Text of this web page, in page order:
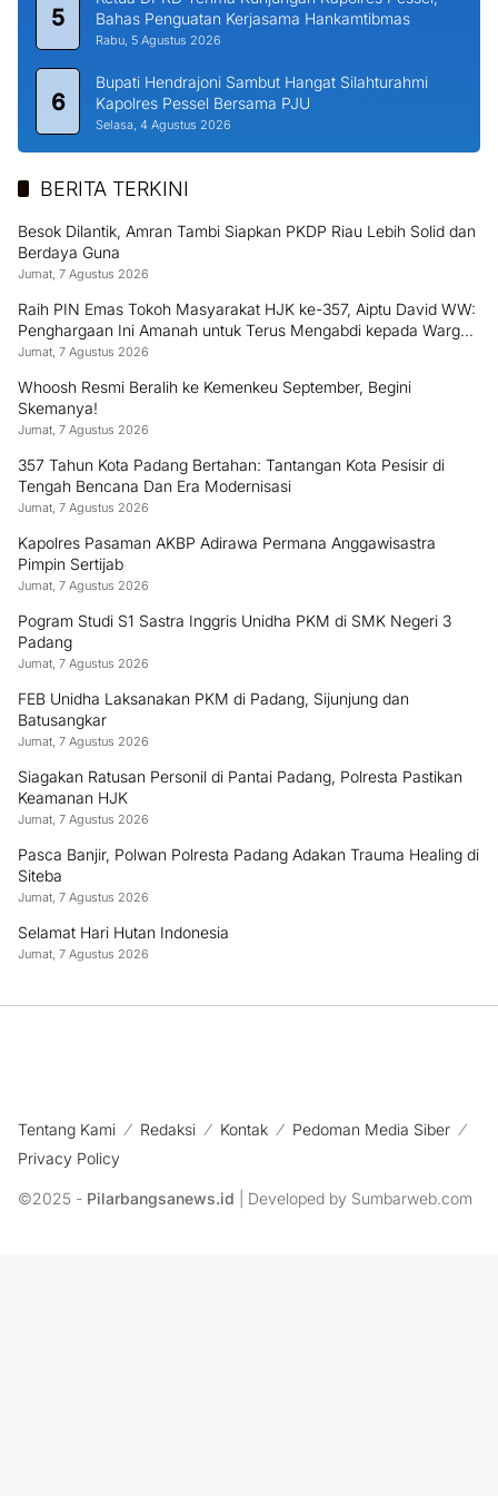
5
Bahas Penguatan Kerjasama Hankamtibmas
Rabu, 5 Agustus 2026
6
Bupati Hendrajoni Sambut Hangat Silahturahmi
Kapolres Pessel Bersama PJU
Selasa, 4 Agustus 2026
BERITA TERKINI
Besok Dilantik, Amran Tambi Siapkan PKDP Riau Lebih Solid dan
Berdaya Guna
Jumat, 7 Agustus 2026
Raih PIN Emas Tokoh Masyarakat HJK ke-357, Aiptu David WW:
Penghargaan Ini Amanah untuk Terus Mengabdi kepada Warga
Padang
Jumat, 7 Agustus 2026
Whoosh Resmi Beralih ke Kemenkeu September, Begini
Skemanya!
Jumat, 7 Agustus 2026
357 Tahun Kota Padang Bertahan: Tantangan Kota Pesisir di
Tengah Bencana Dan Era Modernisasi
Jumat, 7 Agustus 2026
Kapolres Pasaman AKBP Adirawa Permana Anggawisastra
Pimpin Sertijab
Jumat, 7 Agustus 2026
Pogram Studi S1 Sastra Inggris Unidha PKM di SMK Negeri 3
Padang
Jumat, 7 Agustus 2026
FEB Unidha Laksanakan PKM di Padang, Sijunjung dan
Batusangkar
Jumat, 7 Agustus 2026
Siagakan Ratusan Personil di Pantai Padang, Polresta Pastikan
Keamanan HJK
Jumat, 7 Agustus 2026
Pasca Banjir, Polwan Polresta Padang Adakan Trauma Healing di
Siteba
Jumat, 7 Agustus 2026
‎Selamat Hari Hutan Indonesia
Jumat, 7 Agustus 2026
Tentang Kami Redaksi Kontak
Pedoman Media Siber
Privacy Policy
©2025 - Pilarbangsanews.id | Developed by Sumbarweb.com